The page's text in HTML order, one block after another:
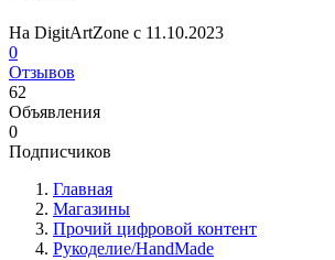
На DigitArtZone с 11.10.2023
0
Отзывов
62
Объявления
0
Подписчиков
Главная
Магазины
Прочий цифровой контент
Рукоделие/HandMade